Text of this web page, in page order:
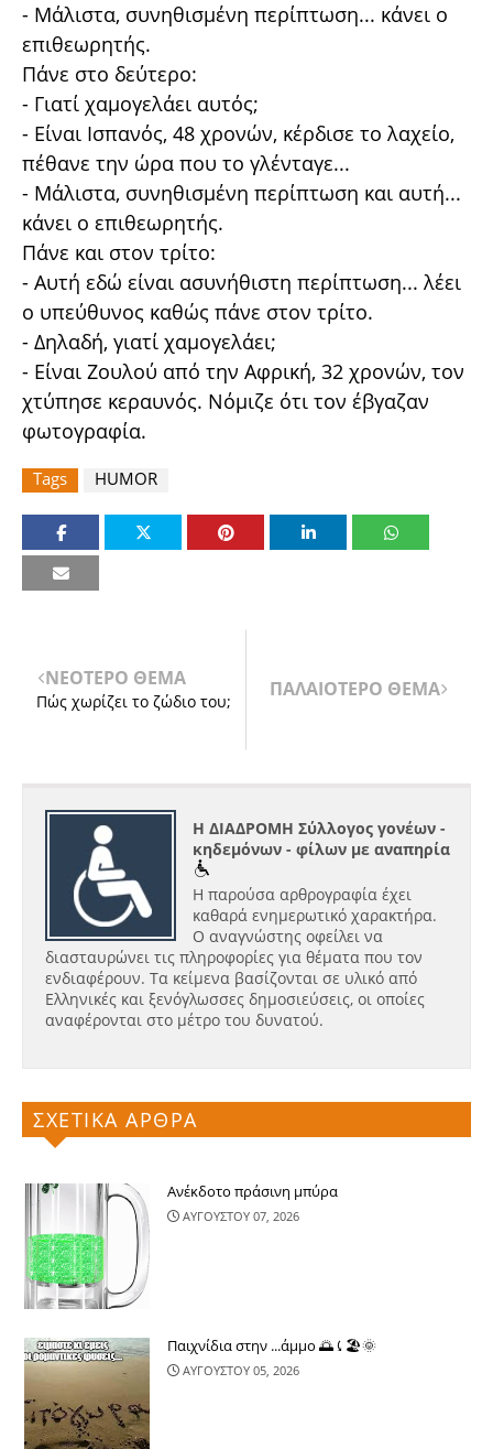
- Μάλιστα, συνηθισμένη περίπτωση... κάνει ο
επιθεωρητής.
Πάνε στο δεύτερο:
- Γιατί χαμογελάει αυτός;
- Είναι Ισπανός, 48 χρονών, κέρδισε το λαχείο,
πέθανε την ώρα που το γλένταγε...
- Μάλιστα, συνηθισμένη περίπτωση και αυτή...
κάνει ο επιθεωρητής.
Πάνε και στον τρίτο:
- Αυτή εδώ είναι ασυνήθιστη περίπτωση... λέει
ο υπεύθυνος καθώς πάνε στον τρίτο.
- Δηλαδή, γιατί χαμογελάει;
- Είναι Ζουλού από την Αφρική, 32 χρονών, τον
χτύπησε κεραυνός. Νόμιζε ότι τον έβγαζαν
φωτογραφία.
Tags HUMOR
ΝΕΟΤΕΡΟ ΘΕΜΑ
Πώς χωρίζει το ζώδιο του;
ΠΑΛΑΙΟΤΕΡΟ ΘΕΜΑ
Η ΔΙΑΔΡΟΜΗ Σύλλογος γονέων -
κηδεμόνων - φίλων με αναπηρία
Η παρούσα αρθρογραφία έχει
καθαρά ενημερωτικό χαρακτήρα.
Ο αναγνώστης οφείλει να
διασταυρώνει τις πληροφορίες για θέματα που τον
ενδιαφέρουν. Τα κείμενα βασίζονται σε υλικό από
Ελληνικές και ξενόγλωσσες δημοσιεύσεις, οι οποίες
αναφέρονται στο μέτρο του δυνατού.
ΣΧΕΤΙΚΑ ΑΡΘΡΑ
Ανέκδοτο πράσινη μπύρα
ΑΥΓΟΥΣΤΟΥ 07, 2026
Παιχνίδια στην ...άμμο 🌅⤹🏖🌞
ΑΥΓΟΥΣΤΟΥ 05, 2026